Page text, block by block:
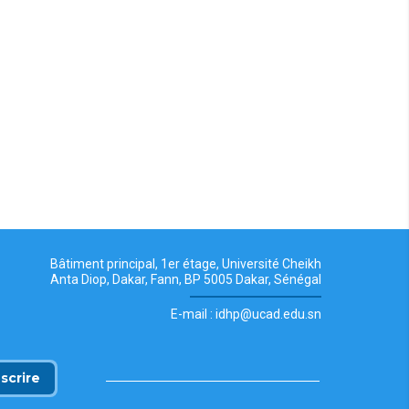
Bâtiment principal, 1er étage, Université Cheikh
Anta Diop, Dakar, Fann, BP 5005 Dakar, Sénégal
E-mail : idhp@ucad.edu.sn